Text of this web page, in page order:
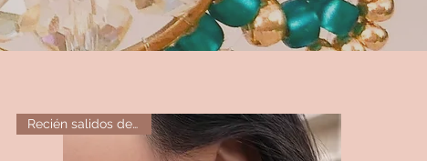
Recién salidos del horno